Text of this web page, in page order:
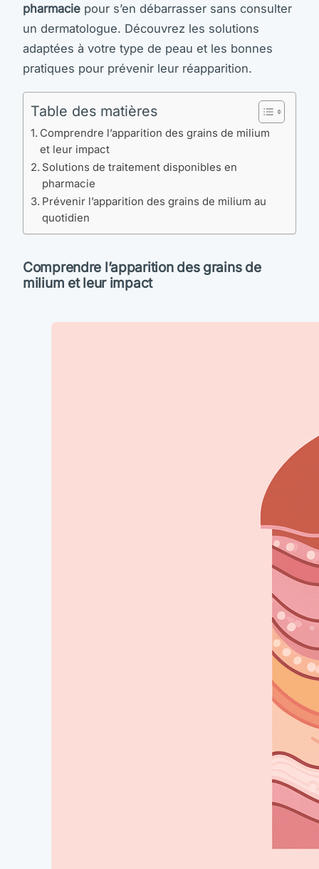
pharmacie pour s’en débarrasser sans consulter
un dermatologue. Découvrez les solutions
adaptées à votre type de peau et les bonnes
pratiques pour prévenir leur réapparition.
Table des matières
Comprendre l’apparition des grains de milium
et leur impact
Solutions de traitement disponibles en
pharmacie
Prévenir l’apparition des grains de milium au
quotidien
Comprendre l’apparition des grains de
milium et leur impact